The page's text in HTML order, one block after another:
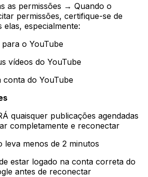
as permissões → Quando o
permissões, certifique-se de
especialmente:
o YouTube
vídeos do YouTube
conta do YouTube
quaisquer publicações agendadas
completamente e reconectar
leva menos de 2 minutos
estar logado na conta correta do
antes de reconectar